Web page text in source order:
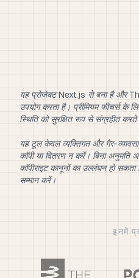
यह प्रोजेक्ट Next.js से बना है और
उपयोग करता है। प्रीमियम फीचर्स के
स्थिति को सुरक्षित रूप से संग्रहीत
यह टूल केवल व्यक्तिगत और गैर-
कॉपी या वितरण न करें। बिना
कॉपीराइट कानूनों का उल्लंघन हो
सम्मान करें।
इनमें